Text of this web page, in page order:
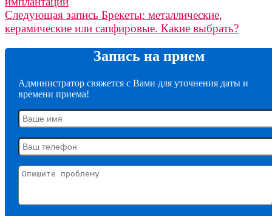
Следующая запись Брекеты: металлические,
керамические или сапфировые. Какие выбрать?
Запись на прием
Администратор свяжется с Вами для уточнения даты и
времени приема!